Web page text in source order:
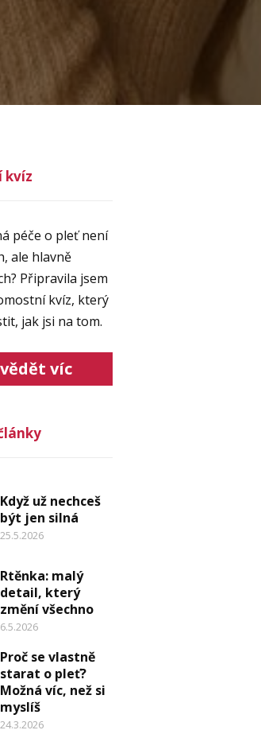
kvíz
péče o pleť není
ale hlavně
Připravila jsem
kvíz, který
jak jsi na tom.
víc
Když už nechceš
být jen silná
25.5.2026
Rtěnka: malý
detail, který
změní všechno
6.5.2026
Proč se vlastně
starat o pleť?
Možná víc, než si
myslíš
24.3.2026